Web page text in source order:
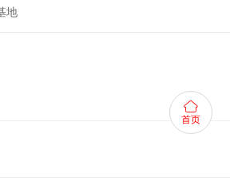
地
首页